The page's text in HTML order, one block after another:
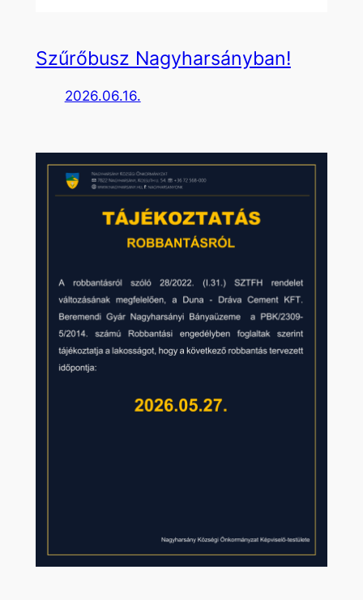
Szűrőbusz Nagyharsányban!
2026.06.16.